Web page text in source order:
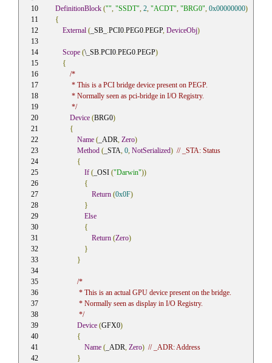
DefinitionBlock ("" "SSDT" 2 "ACDT" "BRG0" 0x00000000)
{
External ( _SB_ PCI0 PEG0 PEGP, DeviceObj)
Scope (\_SB PCI0 PEG0 PEGP)
{
/*
         * This is a PCI bridge device present on PEGP.
         * Normally seen as pci-bridge in I/O Registry.
         */
Device (BRG0)
{
Name ( _ADR Zero)
Method ( _STA 0 NotSerialized) // _STA: Status
{
If ( _OSI ("Darwin"))
{
Return (0x0F)
}
Else
{
Return (Zero)
}
}
/*
             * This is an actual GPU device present on the bridge.
             * Normally seen as display in I/O Registry.
             */
Device (GFX0)
{
Name ( _ADR Zero) // _ADR: Address
}